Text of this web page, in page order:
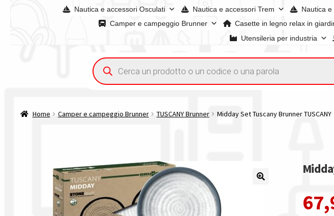
Nautica e accessori Osculati Nautica e accessori Trem Nautica
Camper e campeggio Brunner
Casette in legno relax in
Utensileria per industria
Condizioni generaliConfrontaConfrontaI nostri negoziRiepilogo
Tutte le categorie dei prodottiWishlistCheckoutIl mio account
Ricerca
prodotti
Home Camper e campeggio Brunner TUSCANY Brunner Midday Set Tuscany Brunner TUSCANY